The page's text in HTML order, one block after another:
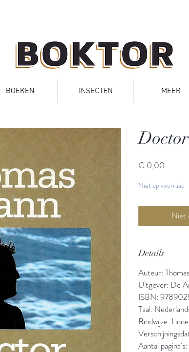
BOEKEN INSECTEN MEER
€ 0,00
Niet op voorraad
Details
Auteur:
Uitgever: De
ISBN:
Taal:
Bindwijze:
Aantal